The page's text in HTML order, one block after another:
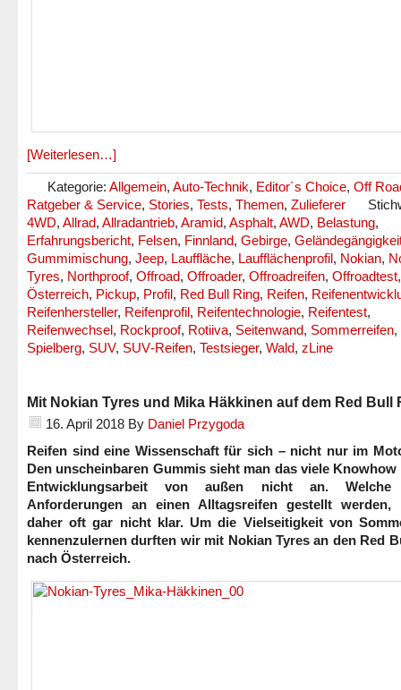
[Weiterlesen…]
Kategorie: Allgemein, Auto-Technik, Editor´s Choice, Off
Ratgeber & Service, Stories, Tests, Themen, Zulieferer
4WD, Allrad, Allradantrieb, Aramid, Asphalt, AWD, Belastung,
Erfahrungsbericht, Felsen, Finnland, Gebirge,
Gummimischung, Jeep, Lauffläche, Laufflächenprofil, Nokian,
Tyres, Northproof, Offroad, Offroader, Offroadreifen, Offroadtest,
Österreich, Pickup, Profil, Red Bull Ring, Reifen,
Reifenhersteller, Reifenprofil, Reifentechnologie, Reifentest,
Reifenwechsel, Rockproof, Rotiiva, Seitenwand, Sommerreifen,
Spielberg, SUV, SUV‐Reifen, Testsieger, Wald, zLine
Mit Nokian Tyres und Mika Häkkinen auf dem Red Bull
16. April 2018 By Daniel Przygoda
Reifen sind eine Wissenschaft für sich – nicht nur im
Den unscheinbaren Gummis sieht man das viele Knowhow
Entwicklungsarbeit von außen nicht an. Welche
Anforderungen an einen Alltagsreifen gestellt
daher oft gar nicht klar. Um die Vielseitigkeit von
kennenzulernen durften wir mit Nokian Tyres an den Red
nach Österreich.